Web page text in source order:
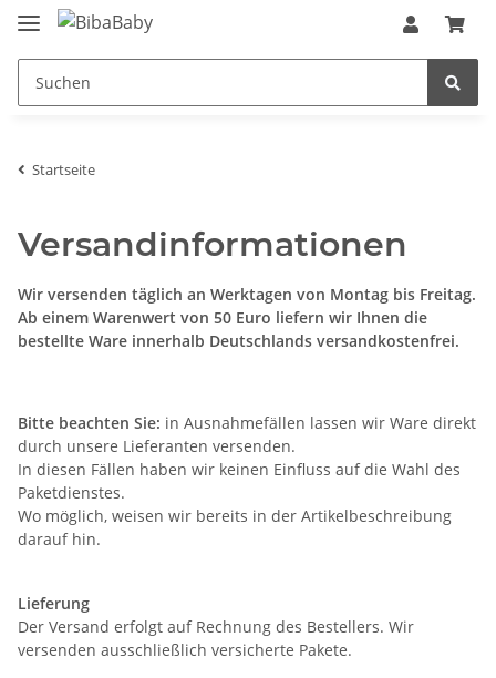
Startseite
Versandinformationen
Wir versenden täglich an Werktagen von Montag bis Freitag.
Ab einem Warenwert von 50 Euro liefern wir Ihnen die
bestellte Ware innerhalb Deutschlands versandkostenfrei.
Bitte beachten Sie: in Ausnahmefällen lassen wir Ware direkt
durch unsere Lieferanten versenden.
In diesen Fällen haben wir keinen Einfluss auf die Wahl des
Paketdienstes.
Wo möglich, weisen wir bereits in der Artikelbeschreibung
darauf hin.
Lieferung
Der Versand erfolgt auf Rechnung des Bestellers. Wir
versenden ausschließlich versicherte Pakete.